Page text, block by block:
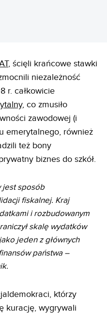
, ścięli krańcowe stawki
niezależność
r. całkowicie
, co zmusiło
zawodowej (i
emerytalnego, również
też bony
biznes do szkół.
jest sposób
fiskalnej. Kraj
i rozbudowanym
skalę wydatków
jeden z głównych
państwa –
którzy
kurację, wygrywali